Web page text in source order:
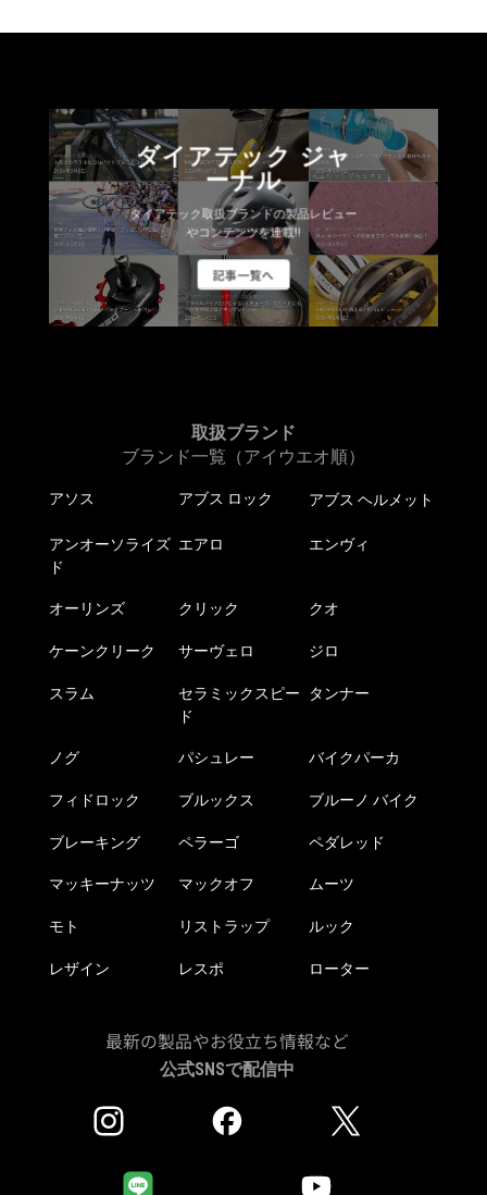
ダイアテック ジャ
ーナル
ダイアテック取扱ブランドの製品レビュー
やコンテンツを連載!!
記事一覧へ
取扱ブランド
ブランド一覧（アイウエオ順）
アソス アブス ロック アブス ヘルメット
アンオーソライズ
ド
エアロ エンヴィ
オーリンズ クリック クオ
ケーンクリーク サーヴェロ ジロ
スラム
セラミックスピー
ド
タンナー
ノグ パシュレー バイクパーカ
フィドロック ブルックス ブルーノ バイク
ブレーキング ペラーゴ ペダレッド
マッキーナッツ マックオフ ムーツ
モト リストラップ ルック
レザイン レスポ ローター
最新の製品やお役立ち情報など
公式SNSで配信中